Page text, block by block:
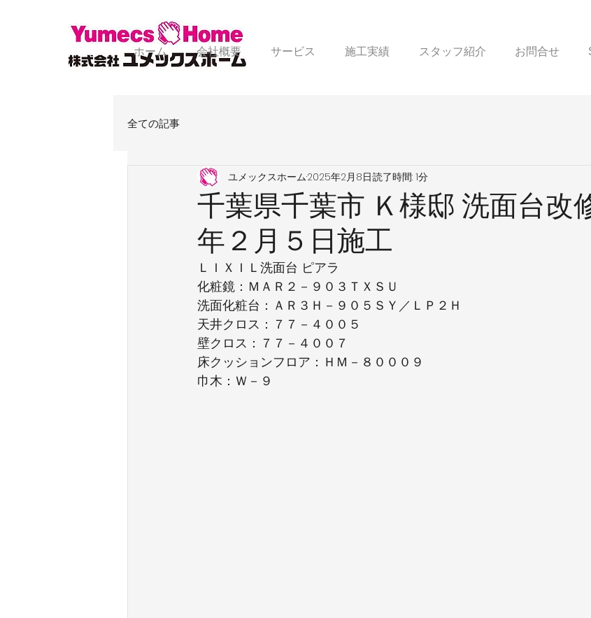
ホーム 会社概要 サービス 施工実績 スタッフ紹介 お問合せ
全ての記事
千葉県千葉市 Ｋ様邸 洗面台改
年２月５日施工
ユメックスホーム2025年2月8日読了時間: 1分
ＬＩＸＩＬ洗面台 ピアラ
化粧鏡：ＭＡＲ２－９０３ＴＸＳＵ
洗面化粧台：ＡＲ３Ｈ－９０５ＳＹ／ＬＰ２Ｈ
天井クロス：７７－４００５
壁クロス：７７－４００７
床クッションフロア：ＨＭ－８０００９
巾木：Ｗ－９